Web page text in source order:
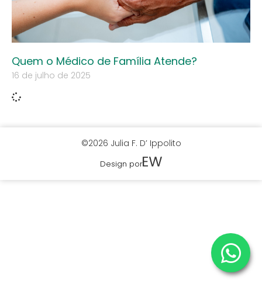
Quem o Médico de Família Atende?
16 de julho de 2025
©2026 Julia F. D’ Ippolito
Design por